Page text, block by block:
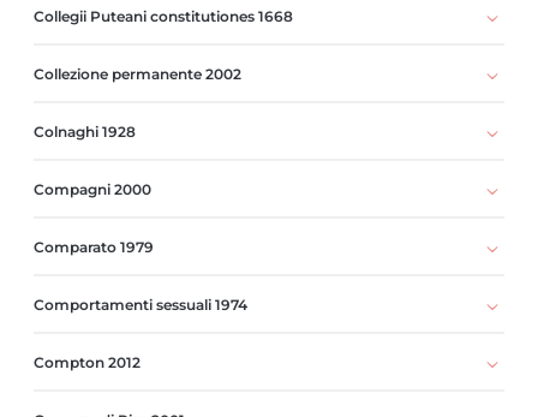
Collegii Puteani constitutiones 1668
Collezione permanente 2002
Colnaghi 1928
Compagni 2000
Comparato 1979
Comportamenti sessuali 1974
Compton 2012